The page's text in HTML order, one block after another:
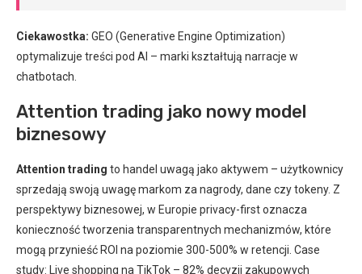
Ciekawostka: GEO (Generative Engine Optimization)
optymalizuje treści pod AI – marki kształtują narracje w
chatbotach.
Attention trading jako nowy model
biznesowy
Attention trading to handel uwagą jako aktywem – użytkownicy
sprzedają swoją uwagę markom za nagrody, dane czy tokeny. Z
perspektywy biznesowej, w Europie privacy-first oznacza
konieczność tworzenia transparentnych mechanizmów, które
mogą przynieść ROI na poziomie 300-500% w retencji. Case
study: Live shopping na TikTok – 82% decyzji zakupowych